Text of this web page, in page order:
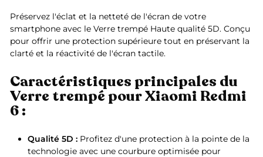
Préservez l'éclat et la netteté de l'écran de votre
smartphone avec le Verre trempé Haute qualité 5D. Conçu
pour offrir une protection supérieure tout en préservant la
clarté et la réactivité de l'écran tactile.
Caractéristiques principales du
Verre trempé pour Xiaomi Redmi
6 :
Qualité 5D : Profitez d'une protection à la pointe de la
technologie avec une courbure optimisée pour